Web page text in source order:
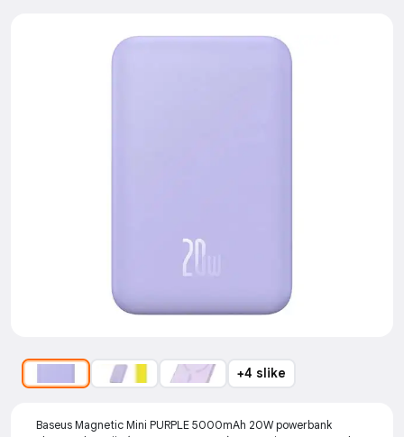
+4 slike
Baseus Magnetic Mini PURPLE 5000mAh 20W powerbank